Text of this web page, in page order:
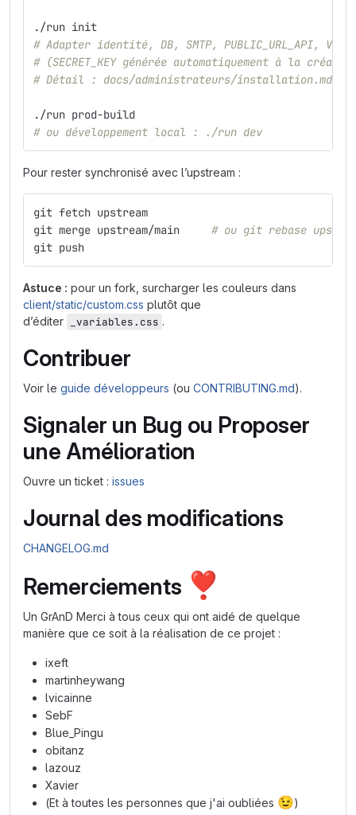
./run init
# Adapter identité, DB, SMTP, PUBLIC_URL_API,
# (SECRET_KEY générée automatiquement à la
# Détail : docs/administrateurs/installation.md
./run prod-build
# ou développement local : ./run dev
Pour rester synchronisé avec l’upstream :
git fetch upstream
git merge upstream/main # ou git rebase
git push
Astuce : pour un fork, surcharger les couleurs dans
client/static/custom.css plutôt que
d’éditer
_variables.css .
Contribuer
Voir le guide développeurs (ou CONTRIBUTING.md).
Signaler un Bug ou Proposer
une Amélioration
Ouvre un ticket : issues
Journal des modifications
CHANGELOG.md
Remerciements ❣️
Un GrAnD Merci à tous ceux qui ont aidé de quelque
manière que ce soit à la réalisation de ce projet :
ixeft
martinheywang
lvicainne
SebF
Blue_Pingu
obitanz
lazouz
Xavier
(Et à toutes les personnes que j'ai oubliées 😉)